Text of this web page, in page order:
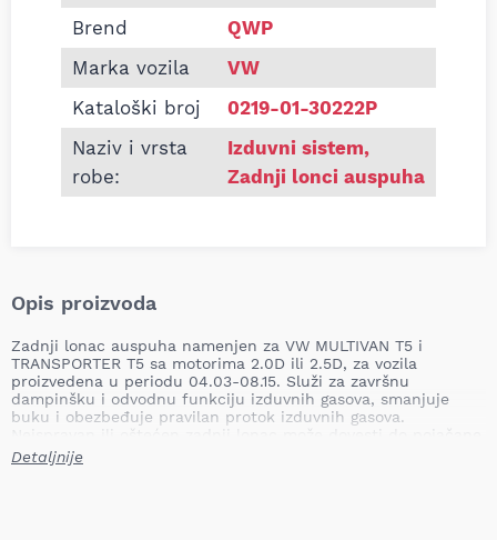
Brend
QWP
Marka vozila
VW
Kataloški broj
0219-01-30222P
Naziv i vrsta
robe:
Izduvni sistem,
Zadnji lonci auspuha
Opis proizvoda
Zadnji lonac auspuha namenjen za VW MULTIVAN T5 i
TRANSPORTER T5 sa motorima 2.0D ili 2.5D, za vozila
proizvedena u periodu 04.03-08.15. Služi za završnu
dampinšku i odvodnu funkciju izduvnih gasova, smanjuje
buku i obezbeđuje pravilan protok izduvnih gasova.
buke, povećane emisije izduvnih gasova, smanjenog komfora
vožnje i mogućeg oštećenja ostalih komponenti izduvnog
Detaljnije